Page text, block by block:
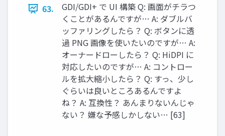
63.
GDI/GDI+ で UI 構築 Q: 画面がチラつ
くことがあるんですが… A: ダブルバ
ッファリングしたら？ Q: ボタンに透
過 PNG 画像を使いたいのですが… A:
オーナードローしたら？ Q: HiDPI に
対応したいのですが… A: コントロー
ルを拡大縮小したら？ Q: すっ、少し
ぐらいは良いところあるんですよ
ね？ A: 互換性？ あんまりないんじゃ
ない？ 嫌な予感しかしない… [63]